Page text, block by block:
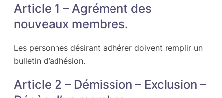
Article 1 – Agrément des
nouveaux membres.
Les personnes désirant adhérer doivent remplir un
bulletin d’adhésion.
Article 2 – Démission – Exclusion –